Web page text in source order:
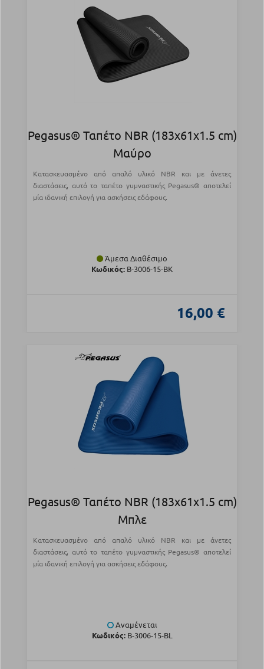
Pegasus® Ταπέτο NBR (183x61x1.5 cm)
Μαύρο
Κατασκευασμένο από απαλό υλικό NBR και με άνετες
διαστάσεις, αυτό το ταπέτο γυμναστικής Pegasus® αποτελεί
μία ιδανική επιλογή για ασκήσεις εδάφους.
Άμεσα Διαθέσιμο
Κωδικός: Β-3006-15-BK
16,00 €
Pegasus® Ταπέτο NBR (183x61x1.5 cm)
Μπλε
Κατασκευασμένο από απαλό υλικό NBR και με άνετες
διαστάσεις, αυτό το ταπέτο γυμναστικής Pegasus® αποτελεί
μία ιδανική επιλογή για ασκήσεις εδάφους.
Αναμένεται
Κωδικός:Β-3006-15-BL